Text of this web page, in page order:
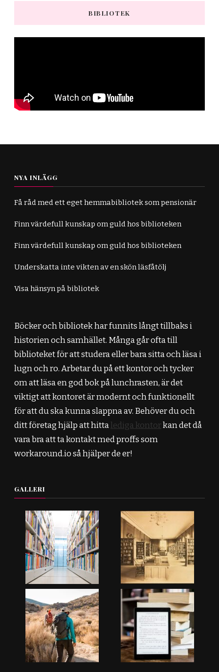
BIBLIOTEK
NYA INLÄGG
Få råd med ett eget hemmabibliotek som pensionär
Finn värdefull kunskap om guld hos biblioteken
Finn värdefull kunskap om guld hos biblioteken
Underskatta inte vikten av en skön läsfåtölj
Visa hänsyn på bibliotek
Böcker och bibliotek har funnits långt tillbaks i
historien och samhället. Många går ofta till
biblioteket för att studera eller bara sitta och läsa i
lugn och ro. Arbetar du på ett kontor och tycker
om att läsa en god bok på lunchrasten, är det
viktigt att kontoret är modernt och funktionellt
för att du ska kunna slappna av. Behöver du och
ditt företag hjälp att hitta lediga kontorkan det då
vara bra att ta kontakt med proffs som
workaround.io så hjälper de er!
GALLERI